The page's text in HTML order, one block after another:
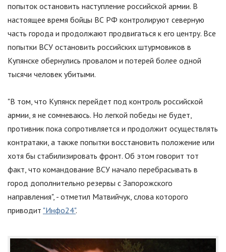
попыток остановить наступление российской армии. В
настоящее время бойцы ВС РФ контролируют северную
часть города и продолжают продвигаться к его центру. Все
попытки ВСУ остановить российских штурмовиков в
Купянске обернулись провалом и потерей более одной
тысячи человек убитыми.
"В том, что Купянск перейдет под контроль российской
армии, я не сомневаюсь. Но легкой победы не будет,
противник пока сопротивляется и продолжит осуществлять
контратаки, а также попытки восстановить положение или
хотя бы стабилизировать фронт. Об этом говорит тот
факт, что командование ВСУ начало перебрасывать в
город дополнительно резервы с Запорожского
направления", - отметил Матвийчук, слова которого
приводит "Инфо24".